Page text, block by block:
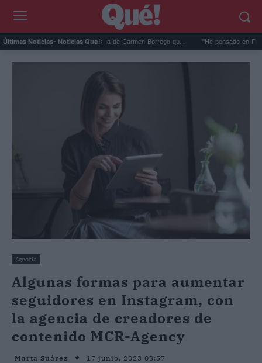
Últimas Noticias- Noticias Que!:
La foto en la playa de Málaga de Carmen Borrego qu... "He pensado en Franco":
Agencia
Algunas formas para aumentar
seguidores en Instagram, con
la agencia de creadores de
contenido MCR-Agency
Marta Suárez 17 junio, 2023 03:57